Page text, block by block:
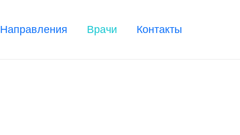
Направления Врачи Контакты